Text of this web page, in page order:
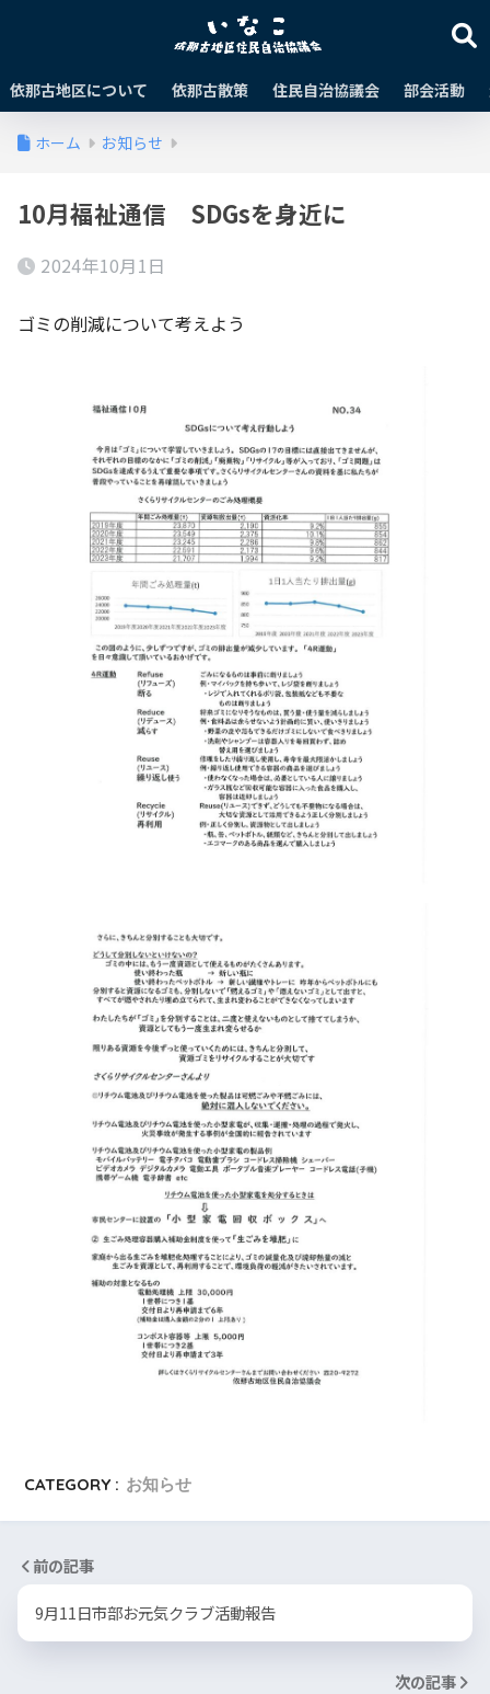
依那古地区について 依那古散策 住民自治協議会 部会活動
ホーム お知らせ
10月福祉通信 SDGsを身近に
2024年10月1日
ゴミの削減について考えよう
CATEGORY : お知らせ
前の記事
9月11日市部お元気クラブ活動報告
次の記事